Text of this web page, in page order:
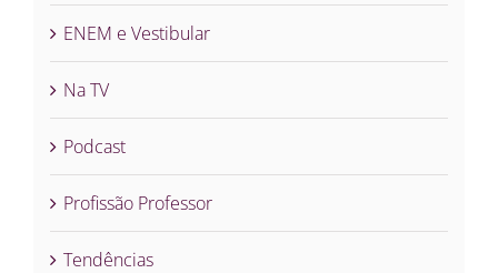
ENEM e Vestibular
Na TV
Podcast
Profissão Professor
Tendências